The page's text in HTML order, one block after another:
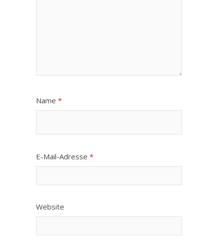
Name *
E-Mail-Adresse *
Website